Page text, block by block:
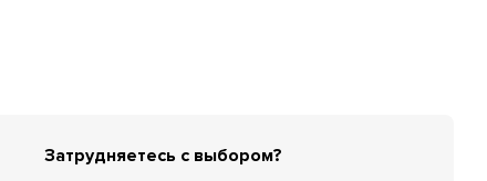
Затрудняетесь с выбором?